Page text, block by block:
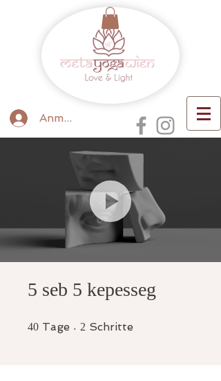
Anmelden
5 seb 5 kepesseg
40 Tage 40 Tage
2 Schritte